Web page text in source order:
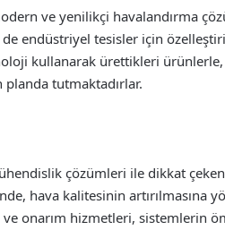
ve yenilikçi havalandırma
endüstriyel tesisler için
kullanarak ürettikleri ürünlerle,
planda tutmaktadırlar.
çözümleri ile dikkat
hava kalitesinin artırılmasına
onarım hizmetleri, sistemlerin